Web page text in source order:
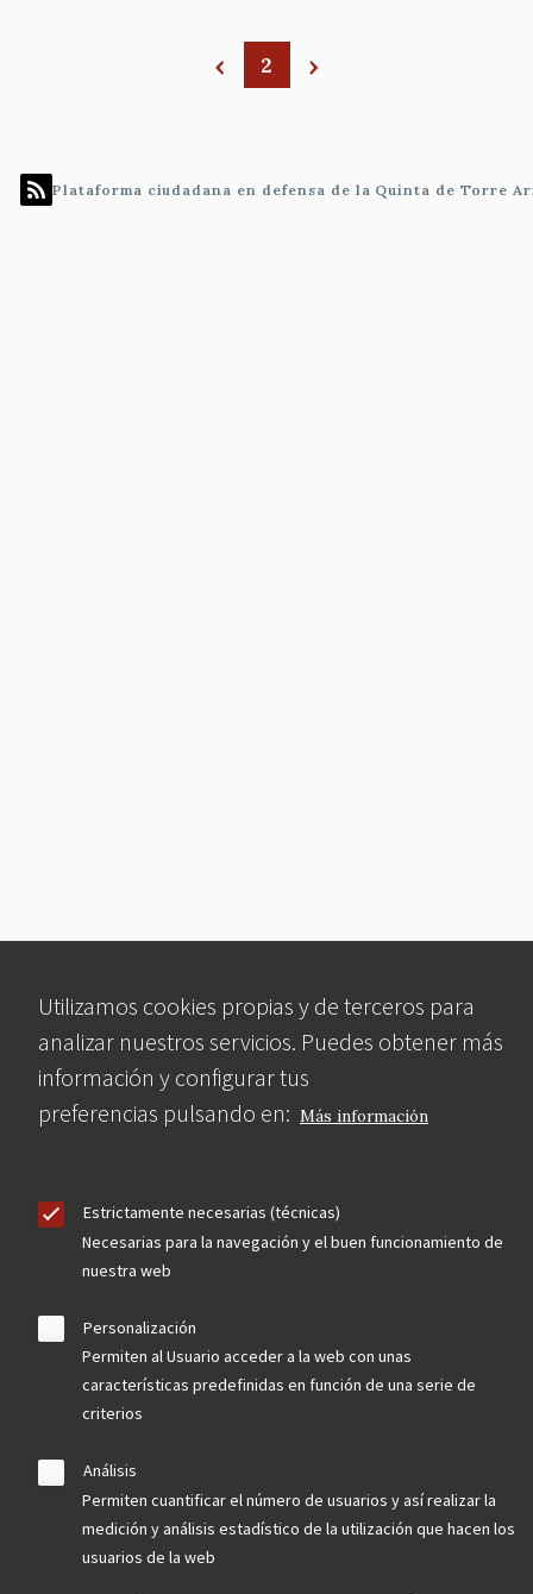
Utilizamos cookies propias y de terceros para
analizar nuestros servicios. Puedes obtener más
información y configurar tus
preferencias pulsando en: Más información
Estrictamente necesarias (técnicas)
Necesarias para la navegación y el buen funcionamiento de
nuestra web
Personalización
Permiten al Usuario acceder a la web con unas
características predefinidas en función de una serie de
criterios
Análisis
Permiten cuantificar el número de usuarios y así realizar la
medición y análisis estadístico de la utilización que hacen los
usuarios de la web
2
Plataforma ciudadana en defensa de la Quinta de Torre